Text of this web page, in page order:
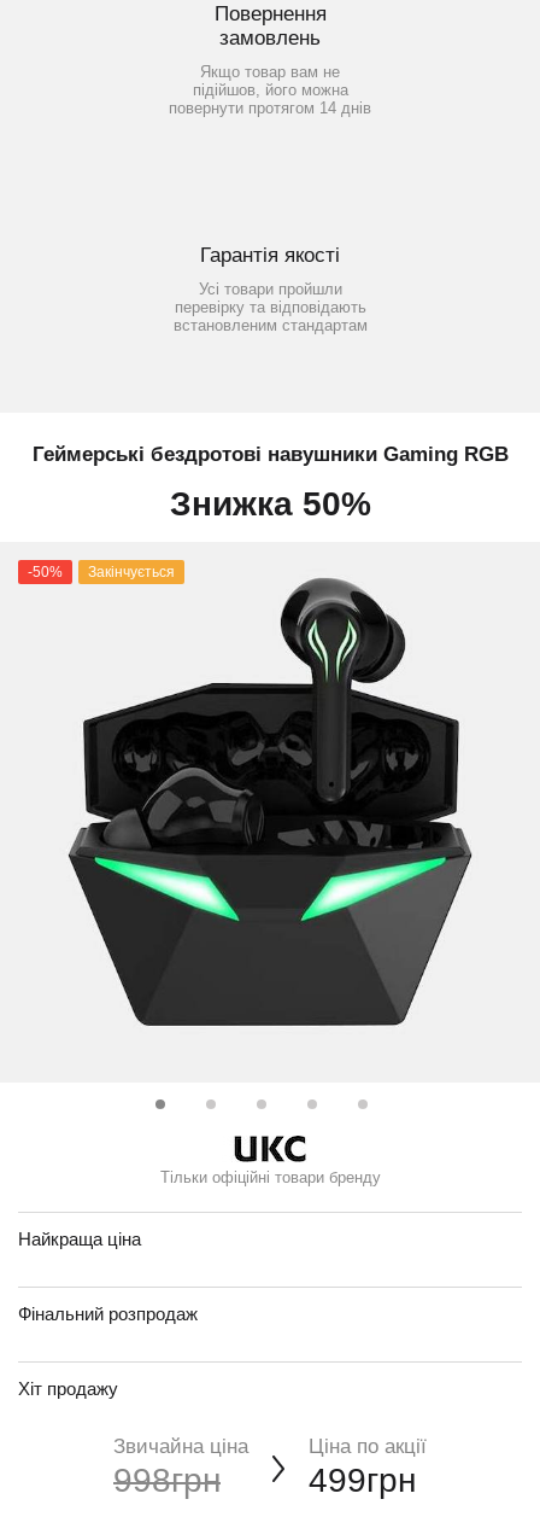
Повернення
замовлень
Якщо товар вам не
підійшов, його можна
повернути протягом 14 днів
Гарантія якості
Усі товари пройшли
перевірку та відповідають
встановленим стандартам
Геймерські бездротові навушники Gaming RGB
Знижка 50%
-50% Закінчується
Тільки офіційні товари бренду
Найкраща ціна
Фінальний розпродаж
Хіт продажу
Звичайна ціна
998грн
Ціна по акції
499грн